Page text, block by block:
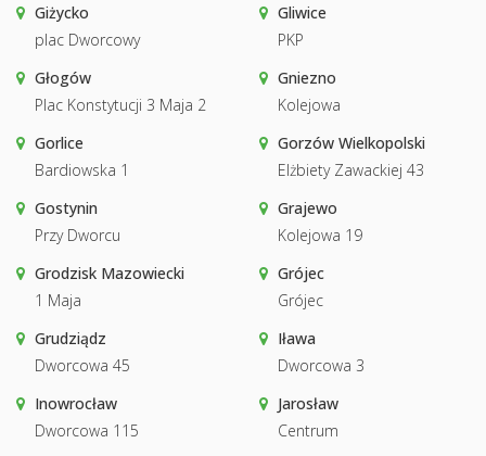
Giżycko
plac Dworcowy
Gliwice
PKP
Głogów
Plac Konstytucji 3 Maja 2
Gniezno
Kolejowa
Gorlice
Bardiowska 1
Gorzów Wielkopolski
Elżbiety Zawackiej 43
Gostynin
Przy Dworcu
Grajewo
Kolejowa 19
Grodzisk Mazowiecki
1 Maja
Grójec
Grójec
Grudziądz
Dworcowa 45
Iława
Dworcowa 3
Inowrocław
Dworcowa 115
Jarosław
Centrum